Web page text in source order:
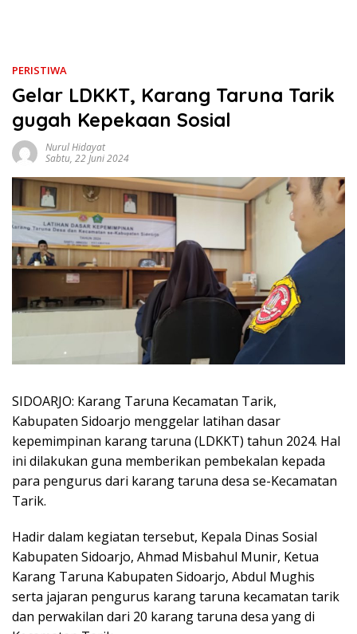
PERISTIWA
Gelar LDKKT, Karang Taruna Tarik
gugah Kepekaan Sosial
Nurul Hidayat
Sabtu, 22 Juni 2024
SIDOARJO: Karang Taruna Kecamatan Tarik,
Kabupaten Sidoarjo menggelar latihan dasar
kepemimpinan karang taruna (LDKKT) tahun 2024. Hal
ini dilakukan guna memberikan pembekalan kepada
para pengurus dari karang taruna desa se-Kecamatan
Tarik.
Hadir dalam kegiatan tersebut, Kepala Dinas Sosial
Kabupaten Sidoarjo, Ahmad Misbahul Munir, Ketua
Karang Taruna Kabupaten Sidoarjo, Abdul Mughis
serta jajaran pengurus karang taruna kecamatan tarik
dan perwakilan dari 20 karang taruna desa yang di